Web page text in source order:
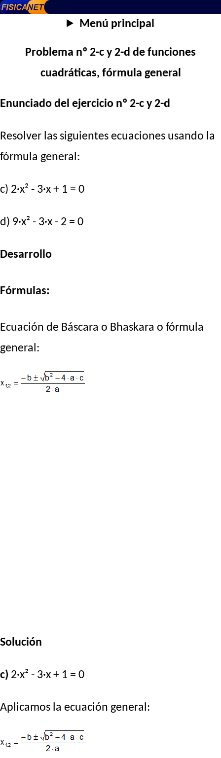
Menú principal
Problema nº 2-c y 2-d de funciones
cuadráticas, fórmula general
Enunciado del ejercicio nº 2-c y 2-d
Resolver las siguientes ecuaciones usando la
fórmula general:
c) 2·x² - 3·x + 1 = 0
d) 9·x² - 3·x - 2 = 0
Desarrollo
Fórmulas:
Ecuación de Báscara o Bhaskara o fórmula
general:
Solución
c) 2·x² - 3·x + 1 = 0
Aplicamos la ecuación general: